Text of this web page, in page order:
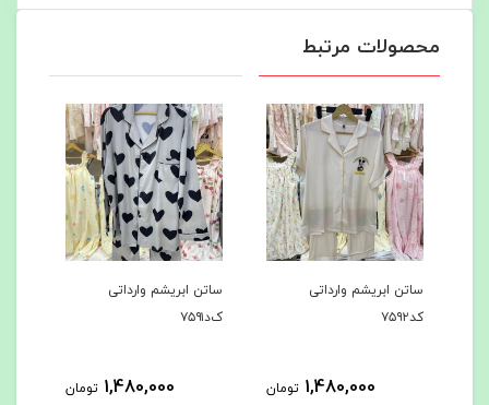
محصولات مرتبط
ابریشم وارداتی
تومان
ساتن ابریشم وارداتی
تومان